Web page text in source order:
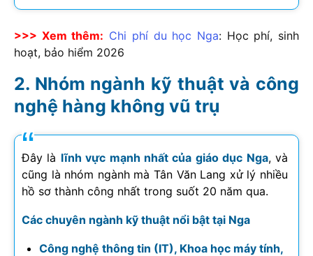
>>> Xem thêm: Chi phí du học Nga: Học phí, sinh
hoạt, bảo hiểm 2026
Nhóm ngành kỹ thuật và công
nghệ hàng không vũ trụ
Đây là lĩnh vực mạnh nhất của giáo dục Nga, và
cũng là nhóm ngành mà Tân Văn Lang xử lý nhiều
hồ sơ thành công nhất trong suốt 20 năm qua.
Các chuyên ngành kỹ thuật nổi bật tại Nga
Công nghệ thông tin (IT), Khoa học máy tính,